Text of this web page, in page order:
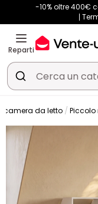
-10% oltre 400€
Reparti
camera da letto